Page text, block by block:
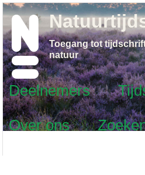
Deelnemers
Over ons
Toegang tot
natuur